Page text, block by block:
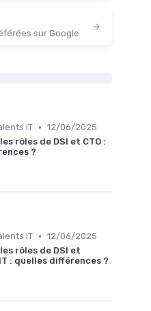
sur Google
IT • 12/06/2025
rôles de DSI et CTO :
?
IT • 12/06/2025
rôles de DSI et
: quelles différences ?